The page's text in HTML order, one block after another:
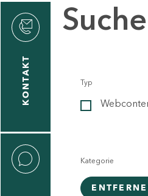
KONTAKT
Suche
Typ
Kategorie